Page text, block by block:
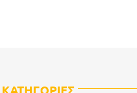
ΚΑΤΗΓΟΡΙΕΣ